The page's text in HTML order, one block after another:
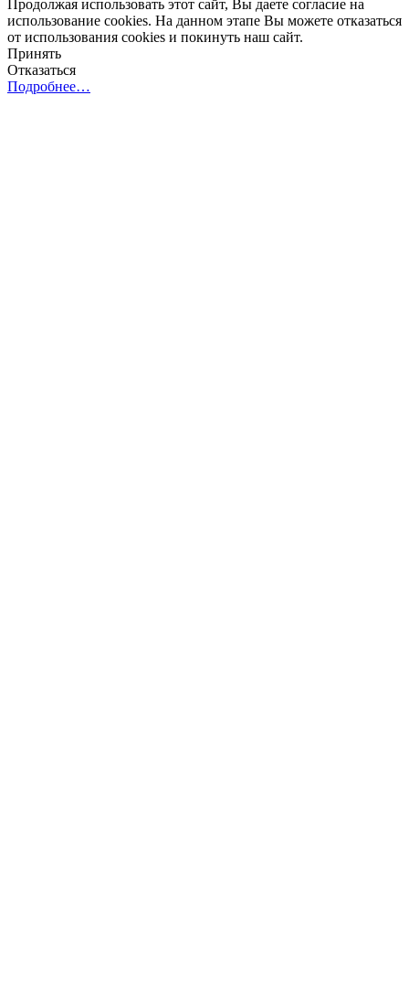
Продолжая использовать этот сайт, Вы даете согласие на
использование cookies. На данном этапе Вы можете отказаться
от использования cookies и покинуть наш сайт.
Принять
Отказаться
Подробнее…